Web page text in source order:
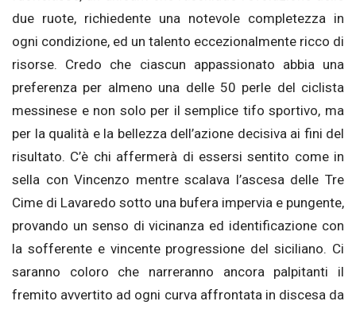
due ruote, richiedente una notevole completezza in
ogni condizione, ed un talento eccezionalmente ricco di
risorse. Credo che ciascun appassionato abbia una
preferenza per almeno una delle 50 perle del ciclista
messinese e non solo per il semplice tifo sportivo, ma
per la qualità e la bellezza dell’azione decisiva ai fini del
risultato. C’è chi affermerà di essersi sentito come in
sella con Vincenzo mentre scalava l’ascesa delle Tre
Cime di Lavaredo sotto una bufera impervia e pungente,
provando un senso di vicinanza ed identificazione con
la sofferente e vincente progressione del siciliano. Ci
saranno coloro che narreranno ancora palpitanti il
fremito avvertito ad ogni curva affrontata in discesa da